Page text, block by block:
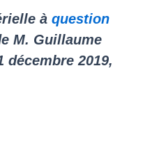
àquestion
M. Guillaume
décembre 2019,